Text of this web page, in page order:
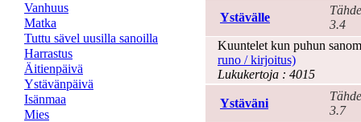
Vanhuus
Matka
Tuttu sävel uusilla sanoilla
Harrastus
Äitienpäivä
Ystävänpäivä
Isänmaa
Mies
Ystävälle
3.4
Kuuntelet kun puhun
runo / kirjoitus)
Lukukertoja : 4015
Ystäväni
3.7